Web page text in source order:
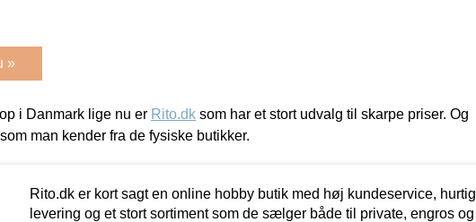
»
i Danmark lige nu er Rito.dk som har et stort udvalg til skarpe priser. Og
som man kender fra de fysiske butikker.
Rito.dk er kort sagt en online hobby butik med høj kundeservice, hurtig
levering og et stort sortiment som de sælger både til private, engros og